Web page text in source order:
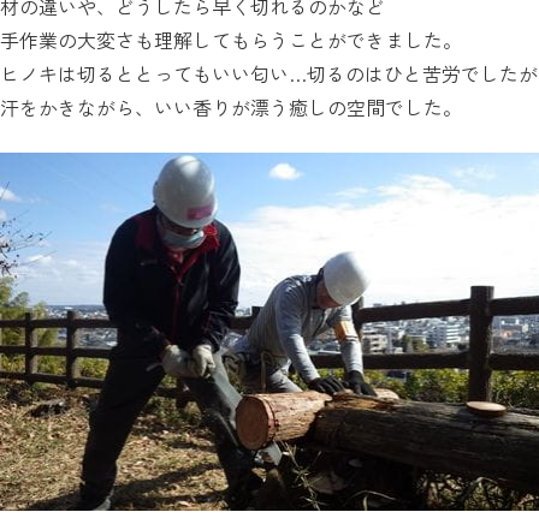
材の違いや、どうしたら早く切れるのかなど
手作業の大変さも理解してもらうことができました。
ヒノキは切るととってもいい匂い…切るのはひと苦労でしたが
汗をかきながら、いい香りが漂う癒しの空間でした。